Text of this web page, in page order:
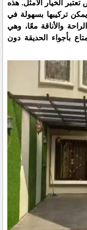
تعتبر الخيار الأمثل. هذه
تركيبها بسهولة في
والأناقة معًا، وهي
بأجواء الحديقة دون